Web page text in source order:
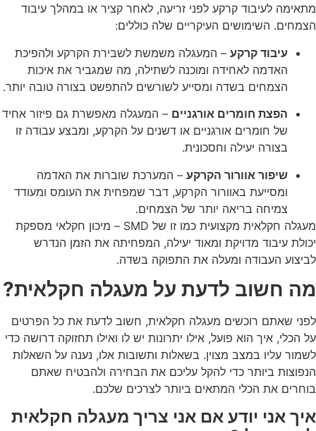
מתאימה לעיבוד קרקע לפני זריעה, לאחר קציר או במהלך עיבוד
הצמחים. השימושים העיקריים שלה כוללים:
עיבוד קרקע – המעגלה משמשת לשבירת הקרקע ולהפיכת
האדמה לאחידה ומוכנה לשתילה, מה שמגביר את איכות
הצמחים בשדה ומסייע לשורשים להתפשט בצורה טובה יותר.
הפצת חומרים אורגניים – המעגלה מאפשרת גם פיזור אחיד
של חומרים אורגניים או דשנים על הקרקע, ומבצע עבודה זו
בצורה יעילה וחסכונית.
שיפור אוורור הקרקע – המערכת שוברות את האדמה
ומסייעת באוורור הקרקע, דבר שמפחית את העומס ומעודד
צמיחה בריאה יותר של הצמחים.
מעגלה חקלאית מקצועית כמו זו של SMD – מיכון חקלאי מספקת
יכולת עיבוד מדויקת ומאוד יעילה, המפחיתה את הזמן הנדרש
לביצוע העבודה ומעלה את התפוקה בשדה.
מה חשוב לדעת על מעגלה חקלאית?
לפני שאתם רוכשים מעגלה חקלאית, חשוב לדעת את כל הפרטים
על הכלי, איך הוא פועל, אילו יתרונות יש לו ואילו תחזוקה דרושה כדי
לשמור עליו במצב מצוין. בשאלות ותשובות אלו, נענה על השאלות
הנפוצות ביותר כדי להקל עליכם את הבחירה ולהבטיח שאתם
בוחרים את הכלי המתאים ביותר לצרכים שלכם.
איך אני יודע אם אני צריך מעגלה חקלאית